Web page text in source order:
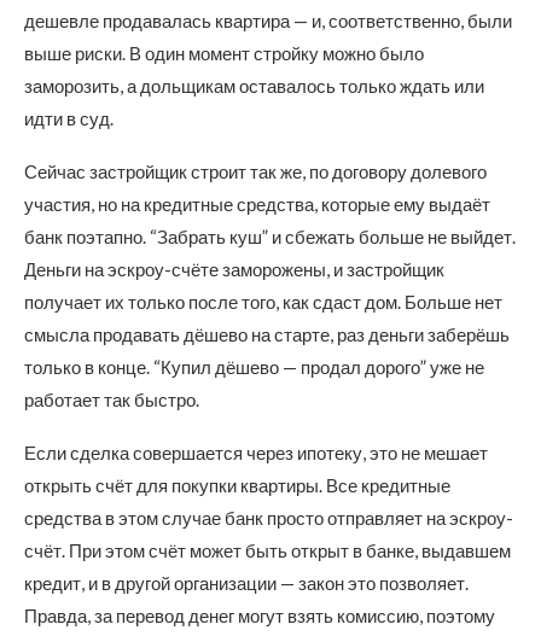
дешевле продавалась квартира — и, соответственно, были
выше риски. В один момент стройку можно было
заморозить, а дольщикам оставалось только ждать или
идти в суд.
Сейчас застройщик строит так же, по договору долевого
участия, но на кредитные средства, которые ему выдаёт
банк поэтапно. “Забрать куш” и сбежать больше не выйдет.
Деньги на эскроу-счёте заморожены, и застройщик
получает их только после того, как сдаст дом. Больше нет
смысла продавать дёшево на старте, раз деньги заберёшь
только в конце. “Купил дёшево — продал дорого” уже не
работает так быстро.
Если сделка совершается через ипотеку, это не мешает
открыть счёт для покупки квартиры. Все кредитные
средства в этом случае банк просто отправляет на эскроу-
счёт. При этом счёт может быть открыт в банке, выдавшем
кредит, и в другой организации — закон это позволяет.
Правда, за перевод денег могут взять комиссию, поэтому